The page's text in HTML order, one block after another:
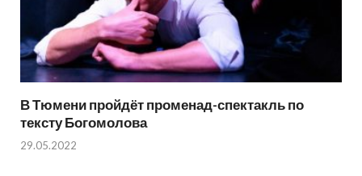
В Тюмени пройдёт променад-спектакль по
тексту Богомолова
29.05.2022